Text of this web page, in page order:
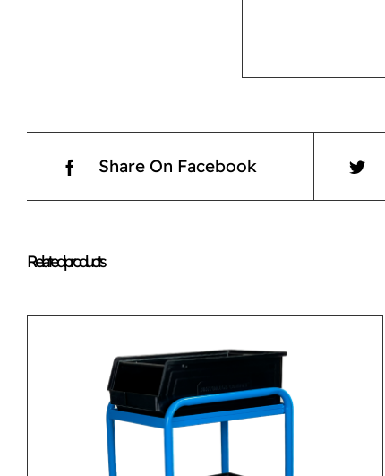
Share On Facebook
Related products